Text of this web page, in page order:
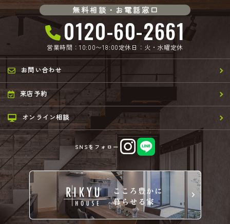
無料相談・お電話窓口
0120-60-2661
営業時間：10:00〜18:00定休日：火・水曜定休
お問い合わせ
来店予約
オンライン相談
SNSをフォロー